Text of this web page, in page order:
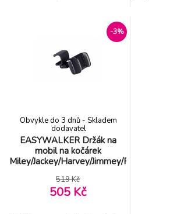
18,2 cm x 11 cm x 9,5 cm
Baleno v kartonové krabici.
-3%
EASYWALKER Držák na
mobil na kočárek
Miley/Jackey/Harvey/Jimmey/Rockey/Zoey
Obvykle do 3 dnů - Skladem
dodavatel
519 Kč
505 Kč